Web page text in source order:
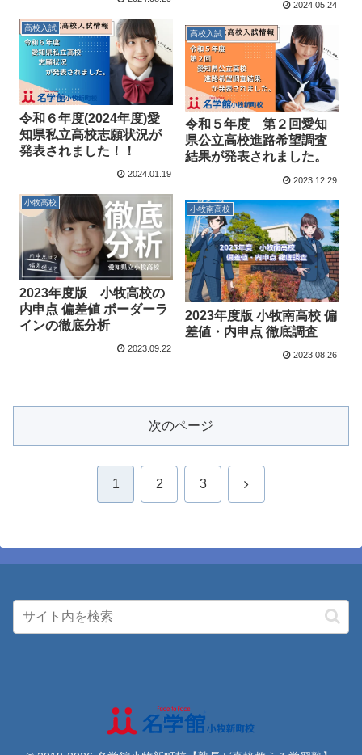
2024.05.24
高校入試
令和６年度(2024年度)愛
知県私立高校志願状況が
発表されました！！
2024.01.19
高校入試
令和５年度 第２回愛知
県公立高校進路希望調査
結果が発表されました。
2023.12.29
小牧高校
2023年度版 小牧高校の
内申点 偏差値 ボーダーラ
インの徹底分析
2023.09.22
小牧南高校
2023年度版 小牧南高校 偏
差値・内申点 徹底調査
2023.08.26
次のページ
1 2 3 次